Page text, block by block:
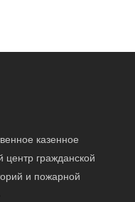
казенное
гражданской
и пожарной